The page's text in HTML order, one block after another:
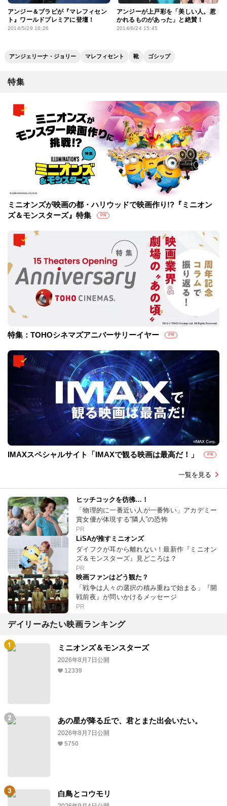
アンジー＆ブラピが『マレフィセン
ト』ワールドプレミアに登壇！
2014/5/29 16:26
アンジーが上戸彩を「美しい人。惹
かれるものがあった」と絶賛！
2014/6/24 15:45
アンジェリーナ・ジョリー マレフィセント 靴 ゴシップ
特集
ミニオンズが映画の都・ハリウッドで映画作り!?『ミニオン
ズ＆モンスターズ』特集
PR
特集：TOHOシネマズアニバーサリーイヤー PR
IMAXスペシャルサイト「IMAXで観る映画は最高だ！」 PR
一覧を見る
ヒッチコックを彷彿…！
「物理的に一番近い人が一番怖い」アカデミー
賞女優が体現する“隣人”の恐怖
PR
LiSAが推すミニオンズ
ダイフクが耳から離れない！最新作『ミニオン
ズ＆モンスターズ』見どころは？
PR
映画ファンはどう観た？
「戦争は人々の選択の積み重ねで始まる」『開
戦前夜』が問いかけるメッセージ
PR
デイリーみたい映画ランキング
ミニオンズ＆モンスターズ
2026年8月7日公開
12339
あの星が降る丘で、君とまた出会いたい。
2026年8月7日公開
5750
白鳥とコウモリ